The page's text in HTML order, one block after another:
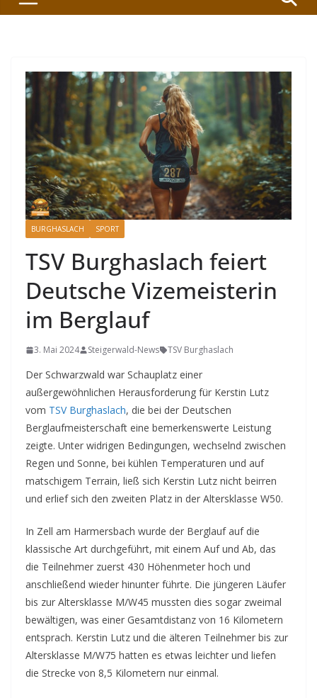
BURGHASLACH SPORT
TSV Burghaslach feiert
Deutsche Vizemeisterin
im Berglauf
3. Mai 2024 Steigerwald-News TSV Burghaslach
Der Schwarzwald war Schauplatz einer
außergewöhnlichen Herausforderung für Kerstin Lutz
vom TSV Burghaslach, die bei der Deutschen
Berglaufmeisterschaft eine bemerkenswerte Leistung
zeigte. Unter widrigen Bedingungen, wechselnd zwischen
Regen und Sonne, bei kühlen Temperaturen und auf
matschigem Terrain, ließ sich Kerstin Lutz nicht beirren
und erlief sich den zweiten Platz in der Altersklasse W50.
In Zell am Harmersbach wurde der Berglauf auf die
klassische Art durchgeführt, mit einem Auf und Ab, das
die Teilnehmer zuerst 430 Höhenmeter hoch und
anschließend wieder hinunter führte. Die jüngeren Läufer
bis zur Altersklasse M/W45 mussten dies sogar zweimal
bewältigen, was einer Gesamtdistanz von 16 Kilometern
entsprach. Kerstin Lutz und die älteren Teilnehmer bis zur
Altersklasse M/W75 hatten es etwas leichter und liefen
die Strecke von 8,5 Kilometern nur einmal.